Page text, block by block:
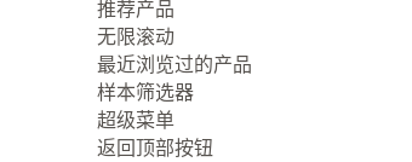
推荐产品
无限滚动
最近浏览过的产品
样本筛选器
超级菜单
返回顶部按钮